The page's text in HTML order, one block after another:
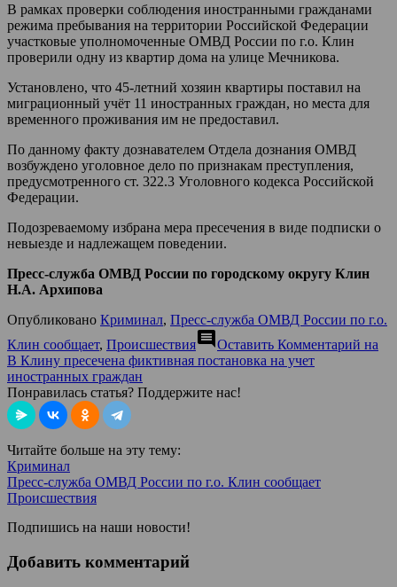
В рамках проверки соблюдения иностранными гражданами
режима пребывания на территории Российской Федерации
участковые уполномоченные ОМВД России по г.о. Клин
проверили одну из квартир дома на улице Мечникова.
Установлено, что 45-летний хозяин квартиры поставил на
миграционный учёт 11 иностранных граждан, но места для
временного проживания им не предоставил.
По данному факту дознавателем Отдела дознания ОМВД
возбуждено уголовное дело по признакам преступления,
предусмотренного ст. 322.3 Уголовного кодекса Российской
Федерации.
Подозреваемому избрана мера пресечения в виде подписки о
невыезде и надлежащем поведении.
Пресс-служба ОМВД России по городскому округу Клин
Н.А. Архипова
Опубликовано Криминал, Пресс-служба ОМВД России по г.о.
Клин сообщает, Происшествияcomment Оставить Комментарий на
В Клину пресечена фиктивная постановка на учет
иностранных граждан
Понравилась статья? Поддержите нас!
Читайте больше на эту тему:
Криминал
Пресс-служба ОМВД России по г.о. Клин сообщает
Происшествия
Подпишись на наши новости!
Добавить комментарий